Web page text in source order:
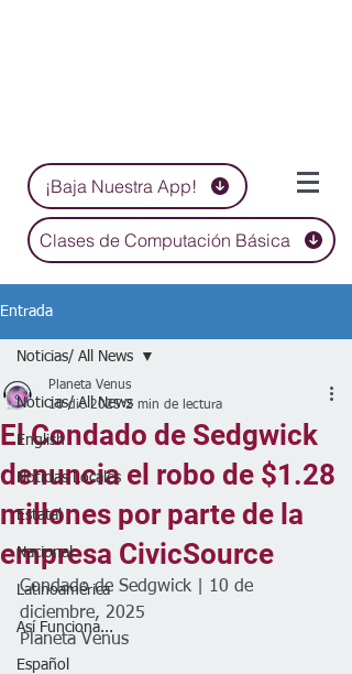
¡Baja Nuestra App!
Clases de Computación Básica
Entrada
Noticias/ All News
English
Noticias Locales
Estatal
Nacional
Latinoamérica
Así Funciona...
Español
Noticias/ All News
El Condado de Sedgwick
denuncia el robo de $1.28
millones por parte de la
empresa CivicSource
Planeta Venus
10 dic 2025 2 min de lectura
Condado de Sedgwick | 10 de
diciembre, 2025
Planeta Venus